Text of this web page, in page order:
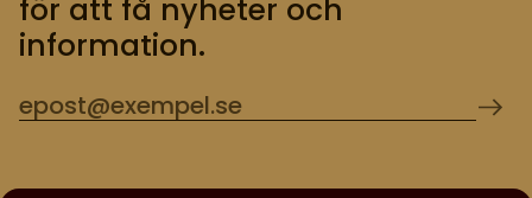
för att få nyheter och
information.